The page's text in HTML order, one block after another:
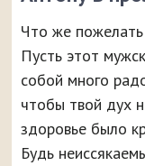
Что же
Пусть этот
собой много
чтобы твой дух
здоровье было
Будь